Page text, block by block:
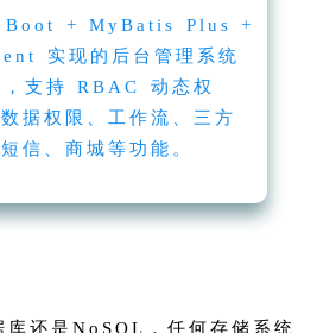
Boot + MyBatis Plus +
实现的后台管理系统
支持 RBAC 动态权
据权限、工作流、三方
信、商城等功能。
库还是NoSQL，任何存储系统